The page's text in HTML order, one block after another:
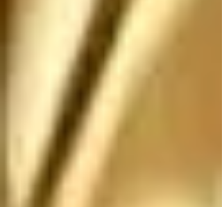
más grandes de lo que
piensan
Atentamente: Satanás